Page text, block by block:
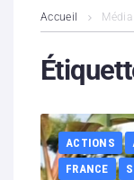
Contenus litigieux
Boutique
Accueil
ACTIONS
FRANCE